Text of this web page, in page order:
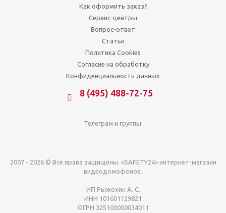
Как оформить заказ?
Сервис-центры
Вопрос-ответ
Статьи
Политика Cookies
Согласие на обработку
Конфиденциальность данных
8 (495) 488-72-75
Телеграм и группы:
2007 - 2026 © Все права защищены. «SAFETY24» интернет-магазин
видеодомофонов.
ИП Рыжохин А. С.
ИНН 101601129821
ОГРН 325100000034011